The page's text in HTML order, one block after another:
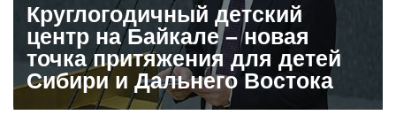
Круглогодичный детский
центр на Байкале – новая
точка притяжения для детей
Сибири и Дальнего Востока